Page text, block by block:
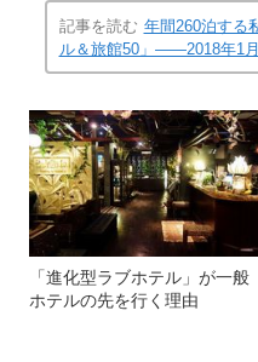
記事を読む 年間260泊する
ル＆旅館50」――2018年1
「進化型ラブホテル」が一般
ホテルの先を行く理由